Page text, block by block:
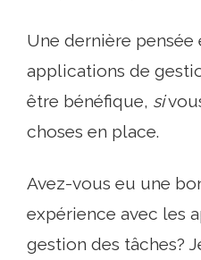
Une dernière pensée
applications de
être bénéfique, si
choses en place.
Avez-vous eu une
expérience avec les
gestion des tâches?